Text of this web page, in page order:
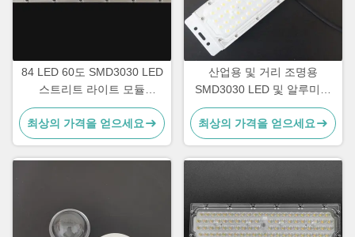
84 LED 60도 SMD3030 LED
스트리트 라이트 모듈
140lm/w 효율과 PC 렌즈
최상의 가격을 얻으세요
산업용 및 거리 조명용
SMD3030 LED 및 알루미늄
히트싱크가 포함된 50W 90도
140lm/W 하이 베이 조명 모듈
최상의 가격을 얻으세요